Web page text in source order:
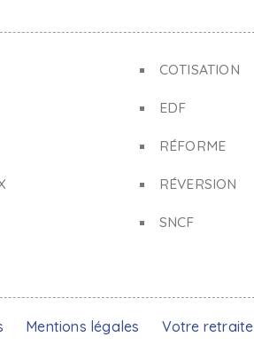
COTISATION
EDF
RÉFORME
RÉVERSION
SNCF
Mentions légales Votre retraite